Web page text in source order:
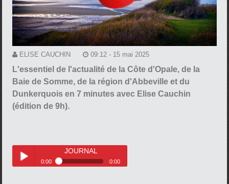
ELISE CAUCHIN 09:12 - 15 mai 2025
L'essentiel de l'actualité de la Côte d'Opale, de la
Baie de Somme, de la région d'Abbeville et du
Dunkerquois en 7 minutes avec Elise Cauchin
(édition de 9h).
JOURNAL
0:00 0:00